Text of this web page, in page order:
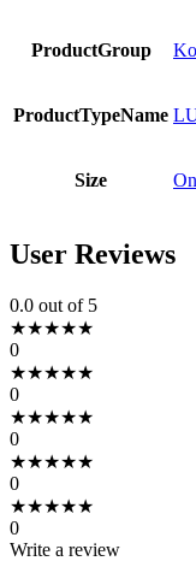
ProductGroup
ProductTypeName
Size
User Reviews
0.0 out of 5
★★★★★
0
★★★★★
0
★★★★★
0
★★★★★
0
★★★★★
0
Write a review